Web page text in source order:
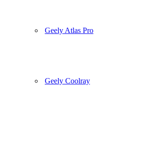
Geely Atlas Pro
Geely Coolray